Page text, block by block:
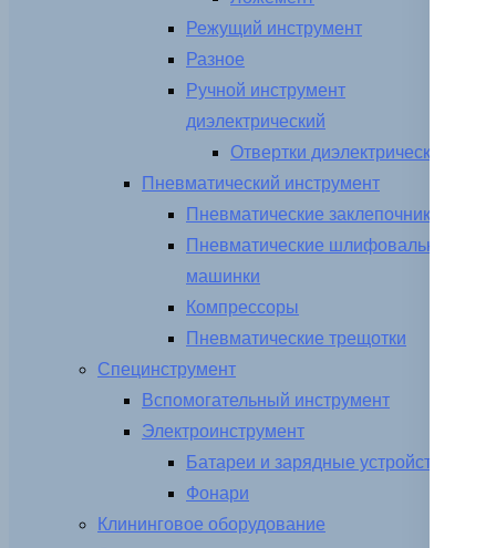
Режущий инструмент
Разное
Ручной инструмент
диэлектрический
Отвертки диэлектрические
Пневматический инструмент
Пневматические заклепочники
Пневматические шлифовальные
машинки
Компрессоры
Пневматические трещотки
Специнструмент
Вспомогательный инструмент
Электроинструмент
Батареи и зарядные устройства
Фонари
Клининговое оборудование